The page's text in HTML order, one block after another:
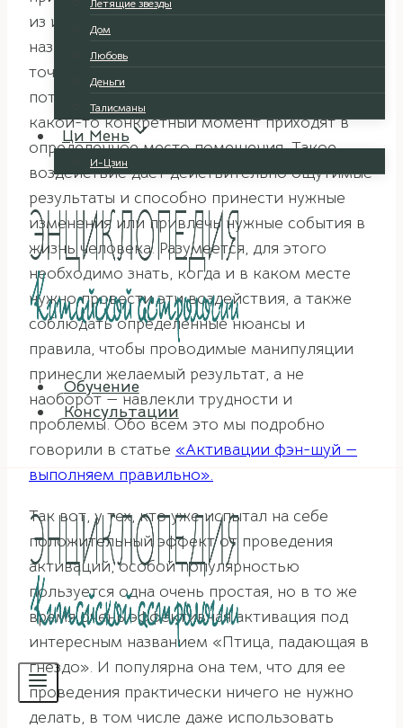
Летящие звезды
Дом
Любовь
Деньги
Талисманы
Ци Мень
И-Цзин
Обучение
Консультации
из инструментов этой древней науки под
названием Активации. Если вкратце — это
точечное воздействие на энергетические
потоки определенного качества, которые в
какой-то конкретный момент приходят в
определенное место помещения. Такое
воздействие дает действительно ощутимые
результаты и способно принести нужные
изменения или привлечь нужные события в
жизнь человека. Разумеется, для этого
необходимо знать, когда и в каком месте
нужно провести эти воздействия, а также
соблюдать определенные нюансы и
правила, чтобы проводимые манипуляции
принесли желаемый результат, а не
наоборот — навлекли трудности и
проблемы. Обо всем это мы подробно
говорили в статье «Активации фэн-шуй —
выполняем правильно».
Так вот, у тех, кто уже испытал на себе
положительный эффект от проведения
активаций, особой популярностью
пользуется одна очень простая, но в то же
время очень эффективная активация под
интересным названием «Птица, падающая в
гнездо». И популярна она тем, что для ее
проведения практически ничего не нужно
делать, в том числе даже использовать